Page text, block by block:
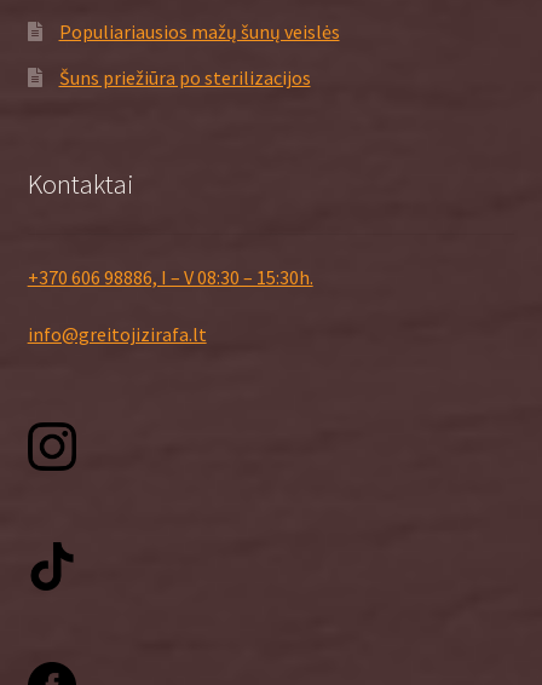
Populiariausios mažų šunų veislės
Šuns priežiūra po sterilizacijos
Kontaktai
+370 606 98886, I – V 08:30 – 15:30h.
info@greitojizirafa.lt